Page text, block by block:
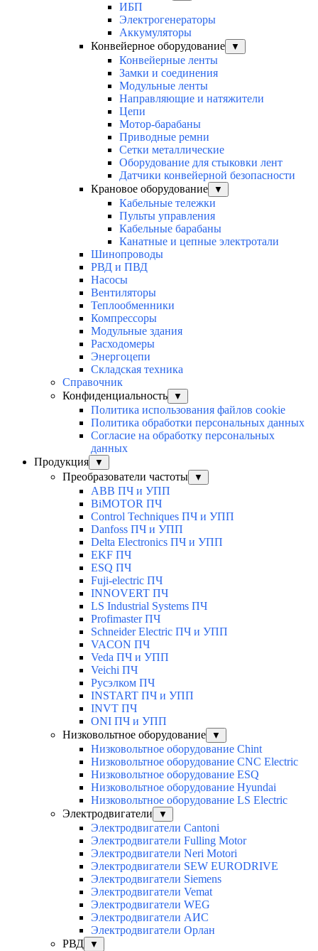
ИБП
Электрогенераторы
Аккумуляторы
Конвейерное оборудование
▼
Конвейерные ленты
Замки и соединения
Модульные ленты
Направляющие и натяжители
Цепи
Мотор-барабаны
Приводные ремни
Сетки металлические
Оборудование для стыковки лент
Датчики конвейерной безопасности
Крановое оборудование
▼
Кабельные тележки
Пульты управления
Кабельные барабаны
Канатные и цепные электротали
Шинопроводы
РВД и ПВД
Насосы
Вентиляторы
Теплообменники
Компрессоры
Модульные здания
Расходомеры
Энергоцепи
Складская техника
Справочник
Конфиденциальность
▼
Политика использования файлов cookie
Политика обработки персональных данных
Согласие на обработку персональных
данных
Продукция
▼
Преобразователи частоты ▼
ABB ПЧ и УПП
BiMOTOR ПЧ
Control Techniques ПЧ и УПП
Danfoss ПЧ и УПП
Delta Electronics ПЧ и УПП
EKF ПЧ
ESQ ПЧ
Fuji-electric ПЧ
INNOVERT ПЧ
LS Industrial Systems ПЧ
Profimaster ПЧ
Schneider Electric ПЧ и УПП
VACON ПЧ
Veda ПЧ и УПП
Veichi ПЧ
Русэлком ПЧ
INSTART ПЧ и УПП
INVT ПЧ
ONI ПЧ и УПП
Низковольтное оборудование
▼
Низковольтное оборудование Chint
Низковольтное оборудование CNC Electric
Низковольтное оборудование ESQ
Низковольтное оборудование Hyundai
Низковольтное оборудование LS Electric
Электродвигатели
▼
Электродвигатели Cantoni
Электродвигатели Fulling Motor
Электродвигатели Neri Motori
Электродвигатели SEW EURODRIVE
Электродвигатели Siemens
Электродвигатели Vemat
Электродвигатели WEG
Электродвигатели АИС
Электродвигатели Орлан
РВД
▼